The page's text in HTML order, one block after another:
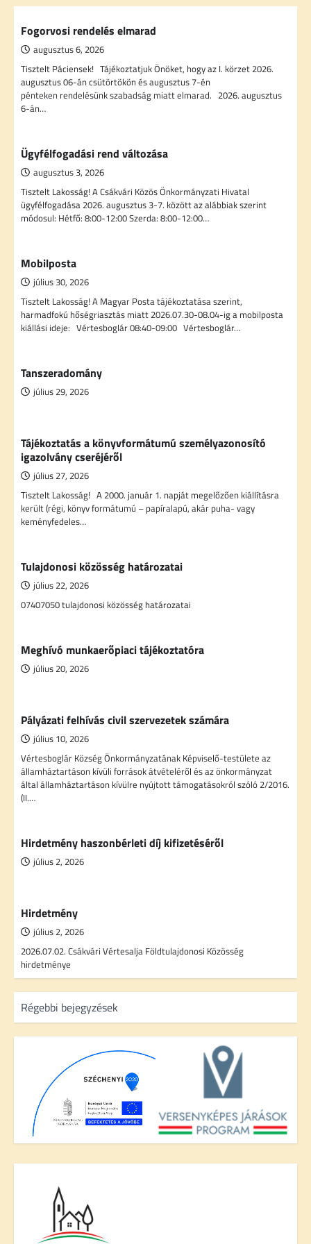
Fogorvosi rendelés elmarad
augusztus 6, 2026
Tisztelt Páciensek! Tájékoztatjuk Önöket, hogy az I. körzet 2026.
augusztus 06-án csütörtökön és augusztus 7-én
pénteken rendelésünk szabadság miatt elmarad. 2026. augusztus
6-án…
Ügyfélfogadási rend változása
augusztus 3, 2026
Tisztelt Lakosság! A Csákvári Közös Önkormányzati Hivatal
ügyfélfogadása 2026. augusztus 3-7. között az alábbiak szerint
módosul: Hétfő: 8:00-12:00 Szerda: 8:00-12:00…
Mobilposta
július 30, 2026
Tisztelt Lakosság! A Magyar Posta tájékoztatása szerint,
harmadfokú hőségriasztás miatt 2026.07.30-08.04-ig a mobilposta
kiállási ideje: Vértesboglár 08:40-09:00 Vértesboglár…
Tanszeradomány
július 29, 2026
Tájékoztatás a könyvformátumú személyazonosító
igazolvány cseréjéről
július 27, 2026
Tisztelt Lakosság! A 2000. január 1. napját megelőzően kiállításra
került (régi, könyv formátumú – papíralapú, akár puha- vagy
keményfedeles…
Tulajdonosi közösség határozatai
július 22, 2026
07407050 tulajdonosi közösség határozatai
Meghívó munkaerőpiaci tájékoztatóra
július 20, 2026
Pályázati felhívás civil szervezetek számára
július 10, 2026
Vértesboglár Község Önkormányzatának Képviselő-testülete az
államháztartáson kívüli források átvételéről és az önkormányzat
által államháztartáson kívülre nyújtott támogatásokról szóló 2/2016.
(II.…
Hirdetmény haszonbérleti díj kifizetéséről
július 2, 2026
Hirdetmény
július 2, 2026
2026.07.02. Csákvári Vértesalja Földtulajdonosi Közösség
hirdetménye
B
e
Régebbi bejegyzések